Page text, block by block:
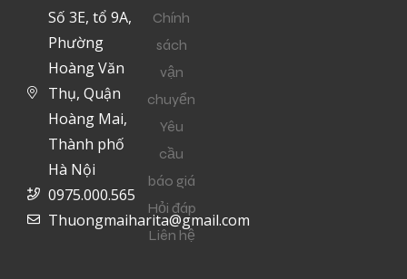
Số 3E, tổ 9A,
Phường
Hoàng Văn
Thụ, Quận
Hoàng Mai,
Thành phố
Hà Nội
0975.000.565
Thuongmaiharita@gmail.com
Chính
sách
vận
chuyển
Yêu
cầu
báo giá
Hỏi đáp
Liên hệ